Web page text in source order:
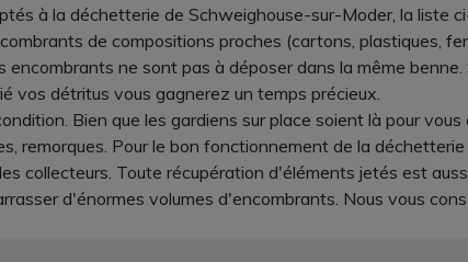
à la déchetterie de Schweighouse-sur-Moder, la liste
de compositions proches (cartons, plastiques,
ne sont pas à déposer dans la même
vos détritus vous gagnerez un temps précieux.
Bien que les gardiens sur place soient là pour
remorques. Pour le bon fonctionnement de la
collecteurs. Toute récupération d'éléments jetés est
d'énormes volumes d'encombrants. Nous vous